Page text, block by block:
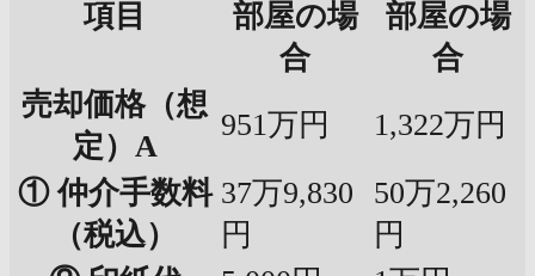
項目
部屋の場
合
部屋の場
合
売却価格（想
定）A
951万円
1,322万円
① 仲介手数料
（税込）
37万9,830
円
50万2,260
円